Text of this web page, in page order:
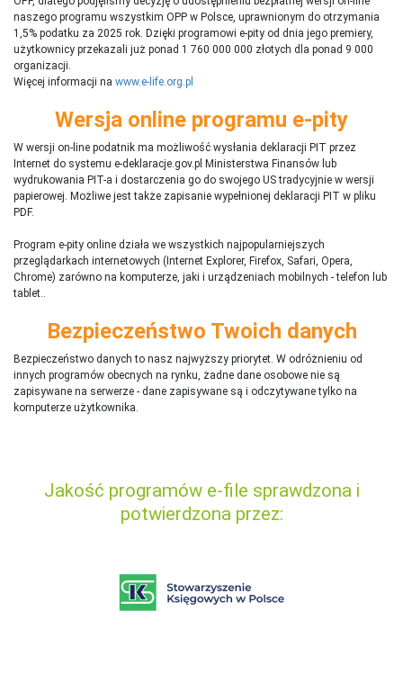
naszego programu wszystkim OPP w Polsce, uprawnionym do otrzymania
1,5% podatku za 2025 rok. Dzięki programowi e-pity od dnia jego premiery,
użytkownicy przekazali już ponad 1 760 000 000 złotych dla ponad 9 000
organizacji.
Więcej informacji na www.e-life.org.pl
Wersja online programu e-pity
W wersji on-line podatnik ma możliwość wysłania deklaracji PIT przez
Internet do systemu e-deklaracje.gov.pl Ministerstwa Finansów lub
wydrukowania PIT-a i dostarczenia go do swojego US tradycyjnie w wersji
papierowej. Możliwe jest także zapisanie wypełnionej deklaracji PIT w pliku
PDF.
Program e-pity online działa we wszystkich najpopularniejszych
przeglądarkach internetowych (Internet Explorer, Firefox, Safari, Opera,
Chrome) zarówno na komputerze, jaki i urządzeniach mobilnych - telefon lub
tablet..
Bezpieczeństwo Twoich danych
Bezpieczeństwo danych to nasz najwyższy priorytet. W odróżnieniu od
innych programów obecnych na rynku, żadne dane osobowe nie są
zapisywane na serwerze - dane zapisywane są i odczytywane tylko na
komputerze użytkownika.
Jakość programów e-file sprawdzona i
potwierdzona przez: